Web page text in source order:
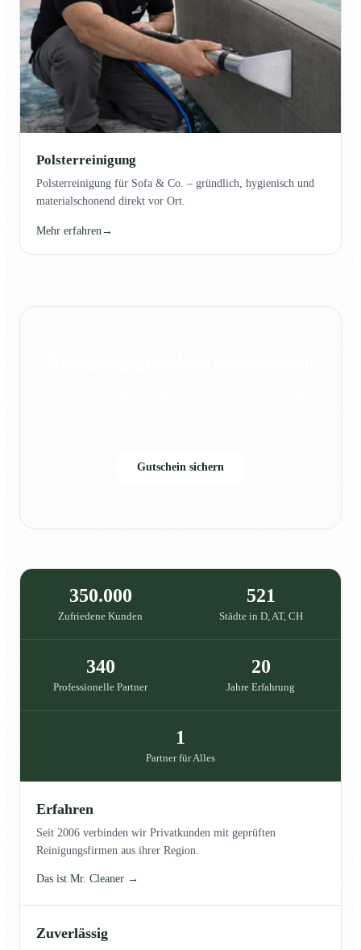
Polsterreinigung
Polsterreinigung für Sofa & Co. – gründlich, hygienisch und
materialschonend direkt vor Ort.
Mehr erfahren→
Gutschein sichern
350.000
Zufriedene Kunden
521
Städte in D, AT, CH
340
Professionelle Partner
20
Jahre Erfahrung
1
Partner für Alles
Erfahren
Seit 2006 verbinden wir Privatkunden mit geprüften
Reinigungsfirmen aus ihrer Region.
Das ist Mr. Cleaner →
Zuverlässig